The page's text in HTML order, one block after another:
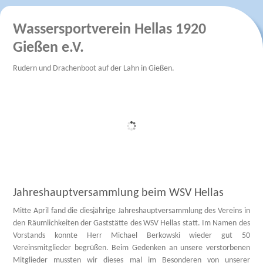
Wassersportverein Hellas 1920
Gießen e.V.
Rudern und Drachenboot auf der Lahn in Gießen.
Jahreshauptversammlung beim WSV Hellas
Mitte April fand die diesjährige Jahreshauptversammlung des Vereins in
den Räumlichkeiten der Gaststätte des WSV Hellas statt. Im Namen des
Vorstands konnte Herr Michael Berkowski wieder gut 50
Vereinsmitglieder begrüßen. Beim Gedenken an unsere verstorbenen
Mitglieder mussten wir dieses mal im Besonderen von unserer